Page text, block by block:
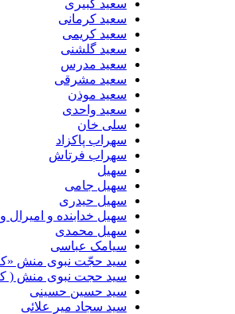
سعید کبیری
سعید کرمانی
سعید کریمی
سعید گلشنی
سعید مدرس
سعید مشرقی
سعید موذن
سعید واحدی
سلی خان
سهراب پاکزاد
سهراب فرتاش
سهیل
سهیل جامی
سهیل حیدری
سهیل خدابنده و امیرال و طرفه
سهیل محمدی
سیامک عباسی
سید حجّت نبوی منش «کاوه»
سید حجت نبوی منش ( کاوه )
سید حسین حسینى
سید سجاد میر علائی